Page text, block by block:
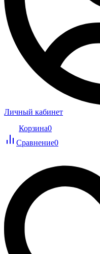
Личный кабинет
Корзина0
Сравнение0